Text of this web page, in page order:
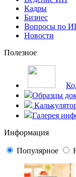
Кадры
Бизнес
Вопросы по
Новости
Полезное
Образцы
Галерея
Информация
Популярное